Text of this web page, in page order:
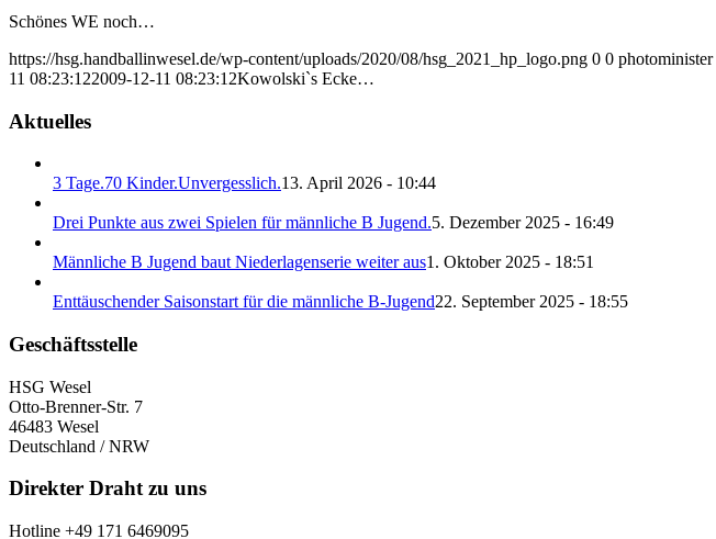
Schönes WE noch…
https://hsg.handballinwesel.de/wp-content/uploads/2020/08/hsg_2021_hp_logo.png 0 0 photominister
11 08:23:122009-12-11 08:23:12Kowolski`s Ecke…
Aktuelles
3 Tage.70 Kinder.Unvergesslich.13. April 2026 - 10:44
Drei Punkte aus zwei Spielen für männliche B Jugend.5. Dezember 2025 - 16:49
Männliche B Jugend baut Niederlagenserie weiter aus1. Oktober 2025 - 18:51
Enttäuschender Saisonstart für die männliche B-Jugend22. September 2025 - 18:55
Geschäftsstelle
HSG Wesel
Otto-Brenner-Str. 7
46483 Wesel
Deutschland / NRW
Direkter Draht zu uns
Hotline +49 171 6469095